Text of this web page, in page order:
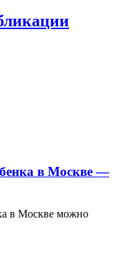
в Москве —
в Москве можно